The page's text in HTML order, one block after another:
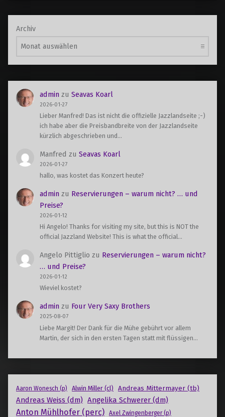
Archiv
admin zuSeavas Koarl
2026-01-27
Lieber Manfred! Das ist nicht die offizielle Jazzlandseite ;-)
ich habe aber die Preisbandbreite von der Jazzlandseite
kürzlich abgeschrieben und…
Manfred zuSeavas Koarl
2026-01-27
hallo, was kostet das Konzert heute?
admin zu Reservierungen – warum nicht? … und
Preise?
2026-01-12
Hi Angelo! Thanks for visiting my site, but this is NOT the
official Jazzland Website! This is what the official…
Angelo Pittiglio zu Reservierungen – warum nicht?
… und Preise?
2026-01-12
Wieviel kostet?
admin zu Four Very Saxy Brothers
2025-08-07
Liebe Margit! Der Dank für die Mühe gebührt vor allem
Martin, der sich in den ersten Tagen statt mit flüssigen…
Aaron Wonesch (p) Alwin Miller (cl) Andreas Mittermayer (tb)
Andreas Weiss (dm) Angelika Schwerer (dm)
Anton Mühlhofer (perc) Axel Zwingenberger (p)